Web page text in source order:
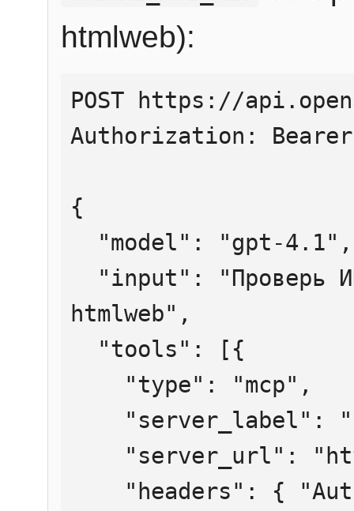
htmlweb):
POST https://
Authorization:
{
htmlweb",